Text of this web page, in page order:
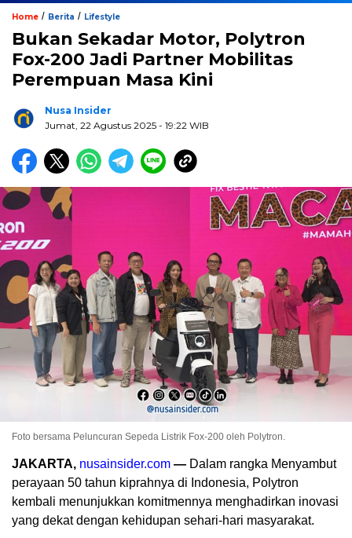
Home / Berita / Lifestyle
Bukan Sekadar Motor, Polytron
Fox-200 Jadi Partner Mobilitas
Perempuan Masa Kini
Nusa Insider
Jumat, 22 Agustus 2025 - 19:22 WIB
Foto bersama Peluncuran Sepeda Listrik Fox-200 oleh Polytron.
JAKARTA, nusainsider.com — Dalam rangka Menyambut
perayaan 50 tahun kiprahnya di Indonesia, Polytron
kembali menunjukkan komitmennya menghadirkan inovasi
yang dekat dengan kehidupan sehari-hari masyarakat.